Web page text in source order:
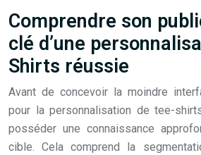
Comprendre son
clé d’une
Shirts réussie
Avant de concevoir la moindre
pour la personnalisation de tee-
posséder une connaissance
cible. Cela comprend la